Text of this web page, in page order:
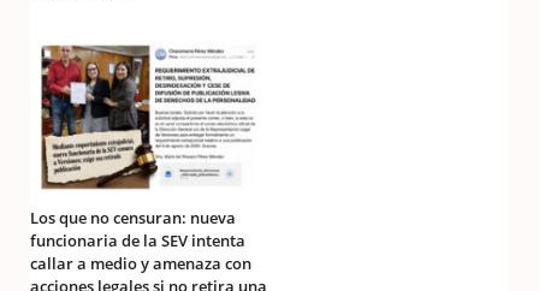
Los que no censuran: nueva
funcionaria de la SEV intenta
callar a medio y amenaza con
acciones legales si no retira una